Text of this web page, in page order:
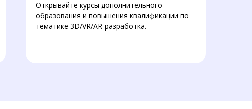
Открывайте курсы дополнительного
образования и повышения квалификации по
тематике 3D/VR/AR-разработка.